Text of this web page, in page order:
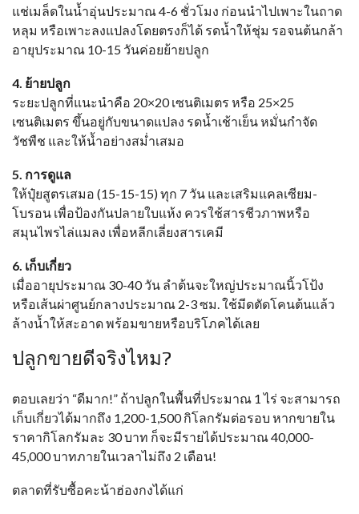
แช่เมล็ดในน้ำอุ่นประมาณ 4-6 ชั่วโมง ก่อนนำไปเพาะในถาด
หลุม หรือเพาะลงแปลงโดยตรงก็ได้ รดน้ำให้ชุ่ม รอจนต้นกล้า
อายุประมาณ 10-15 วันค่อยย้ายปลูก
4. ย้ายปลูก
ระยะปลูกที่แนะนำคือ 20×20 เซนติเมตร หรือ 25×25
เซนติเมตร ขึ้นอยู่กับขนาดแปลง รดน้ำเช้าเย็น หมั่นกำจัด
วัชพืช และให้น้ำอย่างสม่ำเสมอ
5. การดูแล
ให้ปุ๋ยสูตรเสมอ (15-15-15) ทุก 7 วัน และเสริมแคลเซียม-
โบรอน เพื่อป้องกันปลายใบแห้ง ควรใช้สารชีวภาพหรือ
สมุนไพรไล่แมลง เพื่อหลีกเลี่ยงสารเคมี
6. เก็บเกี่ยว
เมื่ออายุประมาณ 30-40 วัน ลำต้นจะใหญ่ประมาณนิ้วโป้ง
หรือเส้นผ่าศูนย์กลางประมาณ 2-3 ซม. ใช้มีดตัดโคนต้นแล้ว
ล้างน้ำให้สะอาด พร้อมขายหรือบริโภคได้เลย
ปลูกขายดีจริงไหม?
ตอบเลยว่า “ดีมาก!” ถ้าปลูกในพื้นที่ประมาณ 1 ไร่ จะสามารถ
เก็บเกี่ยวได้มากถึง 1,200-1,500 กิโลกรัมต่อรอบ หากขายใน
ราคากิโลกรัมละ 30 บาท ก็จะมีรายได้ประมาณ 40,000-
45,000 บาทภายในเวลาไม่ถึง 2 เดือน!
ตลาดที่รับซื้อคะน้าฮ่องกงได้แก่